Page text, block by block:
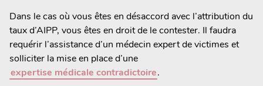
Dans le cas où vous êtes en désaccord avec l’attribution du
taux d’AIPP, vous êtes en droit de le contester. Il faudra
requérir l’assistance d’un médecin expert de victimes et
solliciter la mise en place d’une
expertise médicale contradictoire.